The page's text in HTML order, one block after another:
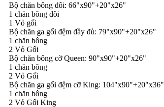
Bộ chăn bông đôi: 66"x90"+20"x26"
1 chăn bông đôi
1 Vỏ gối
Bộ chăn ga gối đệm đầy đủ: 79"x90"+20"x26"
1 chăn bông
2 Vỏ Gối
Bộ chăn bông cỡ Queen: 90"x90"+20"x26"
1 chăn bông
2 Vỏ Gối
Bộ chăn ga gối đệm cỡ King: 104"x90"+20"x36"
1 chăn bông
2 Vỏ Gối King